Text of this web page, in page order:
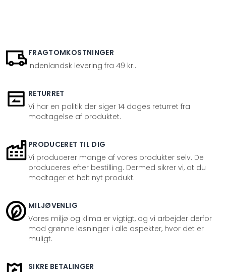
FRAGTOMKOSTNINGER
Indenlandsk levering fra 49 kr..
RETURRET
Vi har en politik der siger 14 dages returret fra
modtagelse af produktet.
PRODUCERET TIL DIG
Vi producerer mange af vores produkter selv. De
produceres efter bestilling. Dermed sikrer vi, at du
modtager et helt nyt produkt.
MILJØVENLIG
Vores miljø og klima er vigtigt, og vi arbejder derfor
mod grønne løsninger i alle aspekter, hvor det er
muligt.
SIKRE BETALINGER